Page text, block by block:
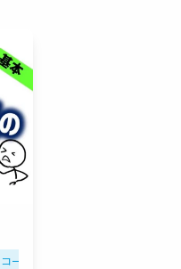
ール使用障害